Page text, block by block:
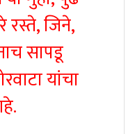
रस्ते, जिने,
सापडू
यांचा